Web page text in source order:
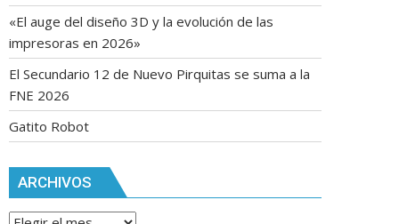
«El auge del diseño 3D y la evolución de las
impresoras en 2026»
El Secundario 12 de Nuevo Pirquitas se suma a la
FNE 2026
Gatito Robot
ARCHIVOS